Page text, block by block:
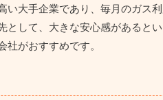
い大手企業であり、毎月のガス
として、大きな安心感があると
社がおすすめです。